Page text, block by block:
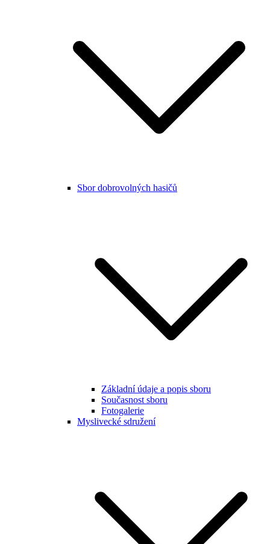
Sbor dobrovolných hasičů
Základní údaje a popis sboru
Současnost sboru
Fotogalerie
Myslivecké sdružení